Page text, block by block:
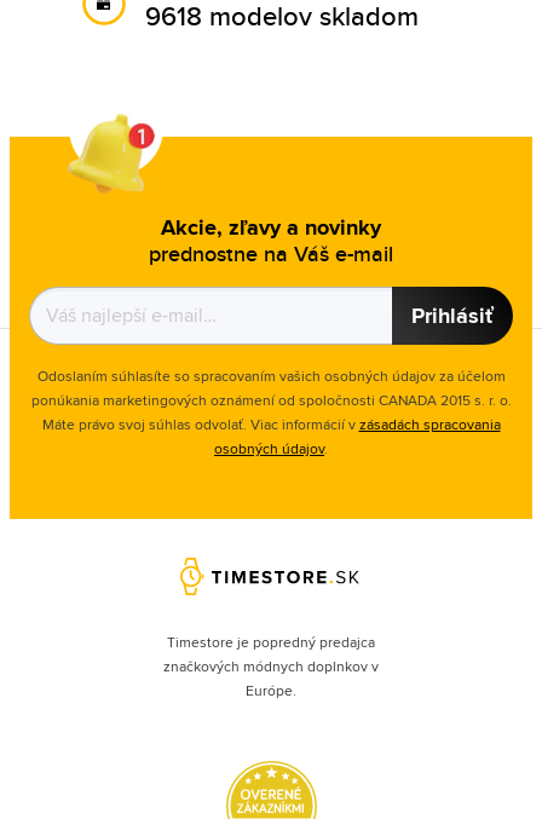
9618 modelov skladom
Akcie, zľavy a novinky
prednostne na Váš e-mail
Prihlásiť
Odoslaním súhlasíte so spracovaním vašich osobných údajov za účelom
ponúkania marketingových oznámení od spoločnosti CANADA 2015 s. r. o.
Máte právo svoj súhlas odvolať. Viac informácií vzásadách spracovania
osobných údajov.
Timestore je popredný predajca
značkových módnych doplnkov v
Európe.